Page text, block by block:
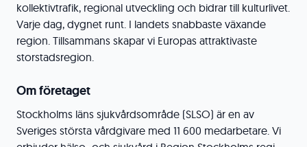
kollektivtrafik, regional utveckling och bidrar till kulturlivet.
Varje dag, dygnet runt. I landets snabbaste växande
region. Tillsammans skapar vi Europas attraktivaste
storstadsregion.
Om företaget
Stockholms läns sjukvårdsområde (SLSO) är en av
Sveriges största vårdgivare med 11 600 medarbetare. Vi